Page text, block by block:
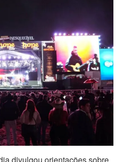
divulgou orientações sobre